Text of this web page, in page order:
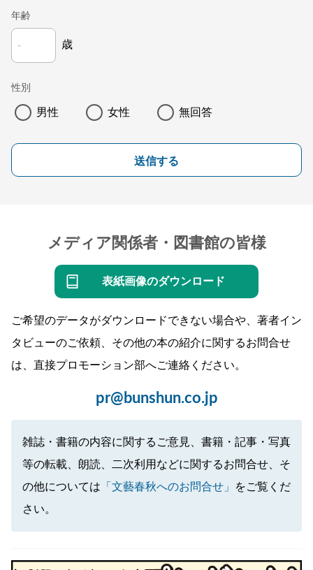
年齢
歳
性別
男性 女性 無回答
送信する
メディア関係者・図書館の皆様
表紙画像のダウンロード
ご希望のデータがダウンロードできない場合や、著者イン
タビューのご依頼、その他の本の紹介に関するお問合せ
は、直接プロモーション部へご連絡ください。
pr@bunshun.co.jp
雑誌・書籍の内容に関するご意見、書籍・記事・写真
等の転載、朗読、二次利用などに関するお問合せ、そ
の他については 「文藝春秋へのお問合せ」
をご覧くだ
さい。